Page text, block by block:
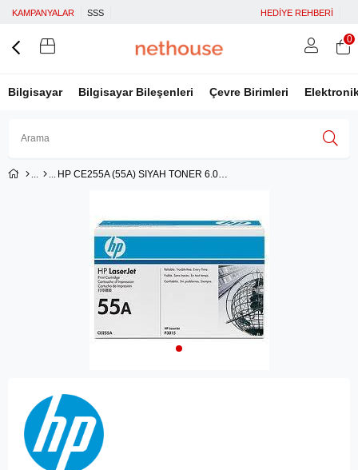
KAMPANYALAR SSS HEDİYE REHBERİ
Bilgisayar Bilgisayar Bileşenleri Çevre Birimleri
Üye Girişi Üye Ol
Google İle Bağlan
0
HP CE255A (55A) SIYAH TONER 6.000 SAYFA